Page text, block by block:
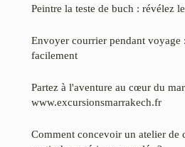
Peintre la teste de buch : révélez
Envoyer courrier pendant voyage
facilement
Partez à l'aventure au cœur du
www.excursionsmarrakech.fr
Comment concevoir un atelier de